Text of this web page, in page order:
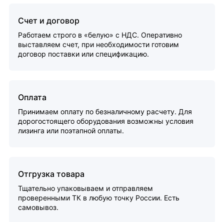
Счет и договор
Работаем строго в «белую» с НДС. Оперативно
выставляем счет, при необходимости готовим
договор поставки или спецификацию.
Оплата
Принимаем оплату по безналичному расчету. Для
дорогостоящего оборудования возможны условия
лизинга или поэтапной оплаты.
Отгрузка товара
Тщательно упаковываем и отправляем
проверенными ТК в любую точку России. Есть
самовывоз.